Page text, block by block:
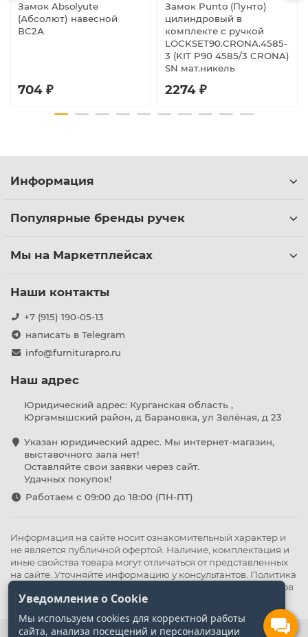
Замок Absolyute
(Абсолют) навесной
ВС2А
704 ₽
Замок Punto (Пунто)
цилиндровый в
комплекте с ручкой
LOCKSET90.CRONA.4585-
3 (KIT P90 4585/3 CRONA)
SN мат.никель
2274 ₽
Информация
Популярные бренды ручек
Мы на Маркетплейсах
Наши контакты
+7 (915) 190-05-13
написать в Telegram
info@furniturapro.ru
Наш адрес
Юридический адрес: Курганская область ,
Юргамышский район, д Барановка, ул Зелёная, д 23
Указан юридический адрес. Мы интернет-магазин,
выставочного зала нет!
Оставляйте свои заявки через сайт.
Удачных покупок!
Работаем с 09:00 до 18:00 (ПН-ПТ)
Информация на сайте носит ознакомительный характер и
не является публичной офертой. Наличие, комплектация и
иные свойства товара могут отличаться от представленных
на сайте. Уточняйте информацию у консультантов. Политика
Политика обработки файлов
cookie
Уведомление о Cookie
Мы используем cookies для корректной работы
сайта, анализа посещений и персонализации